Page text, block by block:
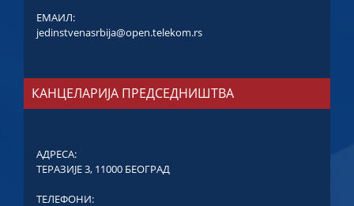
ЕМАИЛ:
jedinstvenasrbija@open.telekom.rs
КАНЦЕЛАРИЈА ПРЕДСЕДНИШТВА
АДРЕСА:
ТЕРАЗИЈЕ 3, 11000 БЕОГРАД
ТЕЛЕФОНИ: